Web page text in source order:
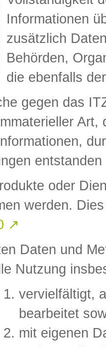
Informationen
zusätzlich
Behörden,
die ebenfalls
gegen das
oder
werden.
↗
Daten und
Nutzung
vervielfältigt,
bearbeitet
mit eigenen